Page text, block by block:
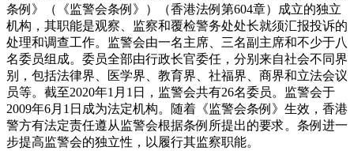
条例》（《监警会条例》）（香港法例第604章）成立的独立
机构，其职能是观察、监察和覆检警务处处长就须汇报投诉的
处理和调查工作。监警会由一名主席、三名副主席和不少于八
名委员组成。委员全部由行政长官委任，分别来自社会不同界
别，包括法律界、医学界、教育界、社福界、商界和立法会议
员等。截至2020年1月1日，监警会共有26名委员。监警会于
2009年6月1日成为法定机构。随着《监警会条例》生效，香港
警方有法定责任遵从监警会根据条例所提出的要求。条例进一
步提高监警会的独立性，以履行其监察职能。